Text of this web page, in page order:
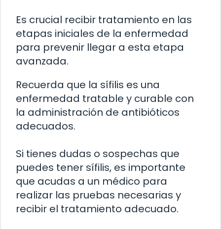
Es crucial recibir tratamiento en las
etapas iniciales de la enfermedad
para prevenir llegar a esta etapa
avanzada.
Recuerda que la sífilis es una
enfermedad tratable y curable con
la administración de antibióticos
adecuados.
Si tienes dudas o sospechas que
puedes tener sífilis, es importante
que acudas a un médico para
realizar las pruebas necesarias y
recibir el tratamiento adecuado.